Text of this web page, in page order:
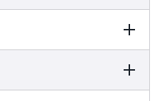
EBS เท่านั้น
พื้นที่เก็บข้อมูลขอ
EBS เท่านั้น
พื้นที่เก็บข้อมูลขอ